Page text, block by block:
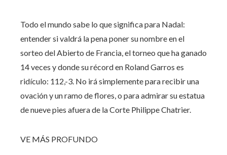
Todo el mundo sabe lo que significa para Nadal:
entender si valdrá la pena poner su nombre en el
sorteo del Abierto de Francia, el torneo que ha ganado
14 veces y donde su récord en Roland Garros es
ridículo: 112,-3. No irá simplemente para recibir una
ovación y un ramo de flores, o para admirar su estatua
de nueve pies afuera de la Corte Philippe Chatrier.
VE MÁS PROFUNDO